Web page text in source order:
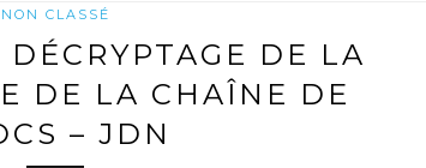
NON CLASSÉ
DE LA
DE LA CHAÎNE DE
– JDN